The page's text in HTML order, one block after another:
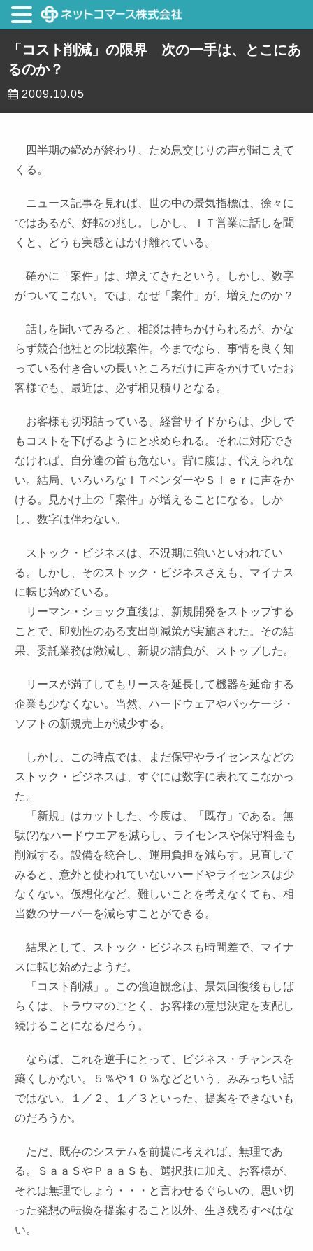
「コスト削減」の限界 次の一手は、とこにあ
るのか？
2009.10.05
四半期の締めが終わり、ため息交じりの声が聞こえて
くる。
ニュース記事を見れば、世の中の景気指標は、徐々に
ではあるが、好転の兆し。しかし、ＩＴ営業に話しを聞
くと、どうも実感とはかけ離れている。
確かに「案件」は、増えてきたという。しかし、数字
がついてこない。では、なぜ「案件」が、増えたのか？
話しを聞いてみると、相談は持ちかけられるが、かな
らず競合他社との比較案件。今までなら、事情を良く知
っている付き合いの長いところだけに声をかけていたお
客様でも、最近は、必ず相見積りとなる。
お客様も切羽詰っている。経営サイドからは、少しで
もコストを下げるようにと求められる。それに対応でき
なければ、自分達の首も危ない。背に腹は、代えられな
い。結局、いろいろなＩＴベンダーやＳＩｅｒに声をか
ける。見かけ上の「案件」が増えることになる。しか
し、数字は伴わない。
ストック・ビジネスは、不況期に強いといわれてい
る。しかし、そのストック・ビジネスさえも、マイナス
に転じ始めている。
リーマン・ショック直後は、新規開発をストップする
ことで、即効性のある支出削減策が実施された。その結
果、委託業務は激減し、新規の請負が、ストップした。
リースが満了してもリースを延長して機器を延命する
企業も少なくない。当然、ハードウェアやパッケージ・
ソフトの新規売上が減少する。
しかし、この時点では、まだ保守やライセンスなどの
ストック・ビジネスは、すぐには数字に表れてこなかっ
た。
「新規」はカットした、今度は、「既存」である。無
駄(?)なハードウエアを減らし、ライセンスや保守料金も
削減する。設備を統合し、運用負担を減らす。見直して
みると、意外と使われていないハードやライセンスは少
なくない。仮想化など、難しいことを考えなくても、相
当数のサーバーを減らすことができる。
結果として、ストック・ビジネスも時間差で、マイナ
スに転じ始めたようだ。
「コスト削減」。この強迫観念は、景気回復後もしば
らくは、トラウマのごとく、お客様の意思決定を支配し
続けることになるだろう。
ならば、これを逆手にとって、ビジネス・チャンスを
築くしかない。５％や１０％などという、みみっちい話
ではない。１／２、１／３といった、提案をできないも
のだろうか。
ただ、既存のシステムを前提に考えれば、無理であ
る。ＳａａＳやＰａａＳも、選択肢に加え、お客様が、
それは無理でしょう・・・と言わせるぐらいの、思い切
った発想の転換を提案すること以外、生き残るすべはな
い。